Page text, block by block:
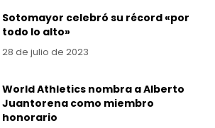
Sotomayor celebró su récord «por
todo lo alto»
28 de julio de 2023
World Athletics nombra a Alberto
Juantorena como miembro
honorario